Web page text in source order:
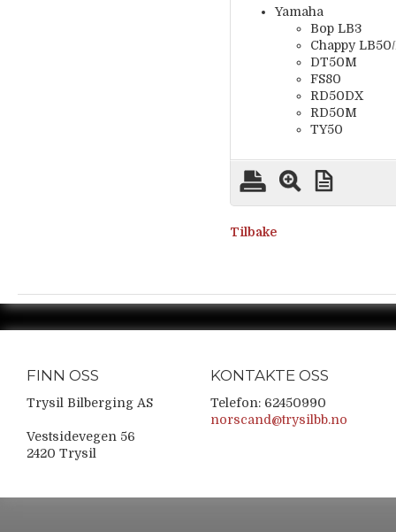
Yamaha
Bop LB3
Chappy
DT50M
FS80
RD50DX
RD50M
TY50
Tilbake
FINN OSS
Trysil Bilberging AS
Vestsidevegen 56
2420 Trysil
KONTAKTE OSS
Telefon: 62450990
norscand@trysilbb.no